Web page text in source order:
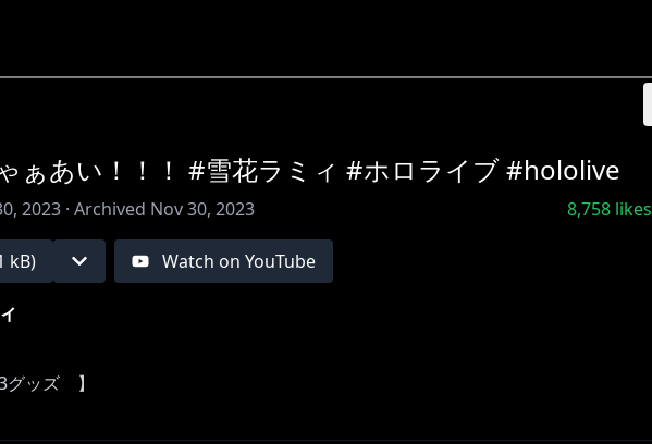
ぁあい！！！ #雪花ラミィ #ホロライブ #hololive
2023 · Archived Nov 30, 2023 8,758 likes
kB) Watch on YouTube
グッズ 】
yukihanalamy_bd2023